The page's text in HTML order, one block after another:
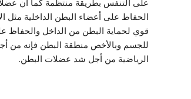
على التنفس بطريقة منتظمة كما أن
الحفاظ على أعضاء البطن الداخلية مثل
قوي لحماية البطن من الداخل
للجسم وبالأخص منطقة البطن فإنه من
الرياضية من أجل شد عضلات البطن.